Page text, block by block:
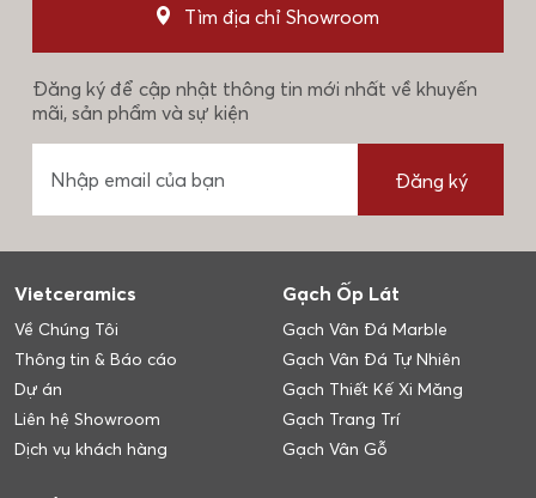
Tìm địa chỉ Showroom
Đăng ký để cập nhật thông tin mới nhất về khuyến
mãi, sản phẩm và sự kiện
Đăng ký
Vietceramics
Về Chúng Tôi
Thông tin & Báo cáo
Dự án
Liên hệ Showroom
Dịch vụ khách hàng
Gạch Ốp Lát
Gạch Vân Đá Marble
Gạch Vân Đá Tự Nhiên
Gạch Thiết Kế Xi Măng
Gạch Trang Trí
Gạch Vân Gỗ